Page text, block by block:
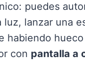
puedes
lanzar una
habiendo
con pantalla a